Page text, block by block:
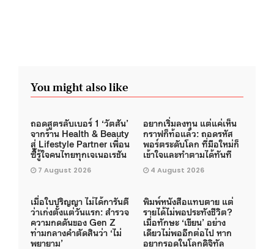
You might also like
ถอดสูตรลับเบอร์ 1 ‘วัตสัน’
จากร้าน Health & Beauty
สู่ Lifestyle Partner เพื่อน
ซี้รู้ใจคนไทยทุกเจเนอเรชัน
7 August 2026
อยากเริ่มลงทุน แต่แค่เห็น
กราฟก็ท้อแล้ว: ถอดรหัส
พอร์ตระดับโลก ที่มือใหม่ก็
เข้าใจและทำตามได้ทันที
4 August 2026
เมื่อใบปริญญา ไม่ได้การันตี
ว่าเก่งตั้งแต่วันแรก: สำรวจ
ความกดดันของ Gen Z
ท่ามกลางคำตัดสินว่า ‘ไม่
พยายาม’
พิมพ์หนังสือแทบตาย แต่
รายได้ไม่พอประทังชีวิต?
เมื่อทักษะ ‘เขียน’ อย่าง
เดียวไม่พออีกต่อไป หาก
อยากรอดในโลกดิจิทัล